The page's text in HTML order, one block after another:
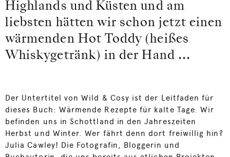
Highlands und Küsten und am
liebsten hätten wir schon jetzt einen
wärmenden Hot Toddy (heißes
Whiskygetränk) in der Hand ...
Der Untertitel von Wild & Cosy ist der Leitfaden für
dieses Buch: Wärmende Rezepte für kalte Tage. Wir
befinden uns in Schottland in den Jahreszeiten
Herbst und Winter. Wer fährt denn dort freiwillig hin?
Julia Cawley! Die Fotografin, Bloggerin und